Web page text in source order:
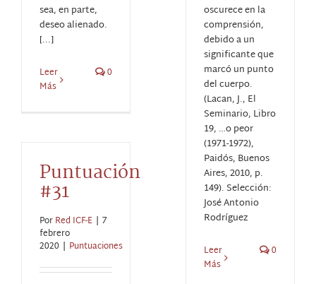
sea, en parte,
deseo alienado.
[...]
Leer
Más
0
oscurece en la
comprensión,
debido a un
significante que
marcó un punto
del cuerpo.
(Lacan, J., El
Seminario, Libro
19, …o peor
(1971-1972),
Paidós, Buenos
Aires, 2010, p.
149). Selección:
José Antonio
Rodríguez
Leer
Más
0
Puntuación
#31
PorRed ICF-E | 7
febrero
2020 | Puntuaciones